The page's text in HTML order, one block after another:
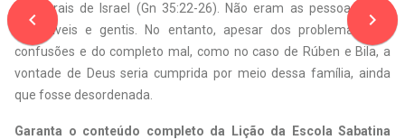
navigate_before
ancestrais de Israel (Gn 35:22-26). Não eram as pessoas mais
agradáveis e gentis. No entanto, apesar dos problemas, das
confusões e do completo mal, como no caso de Rúben e Bila, a
vontade de Deus seria cumprida por meio dessa família, ainda
que fosse desordenada.
Garanta o conteúdo completo da Lição da Escola Sabatina
navigate_next